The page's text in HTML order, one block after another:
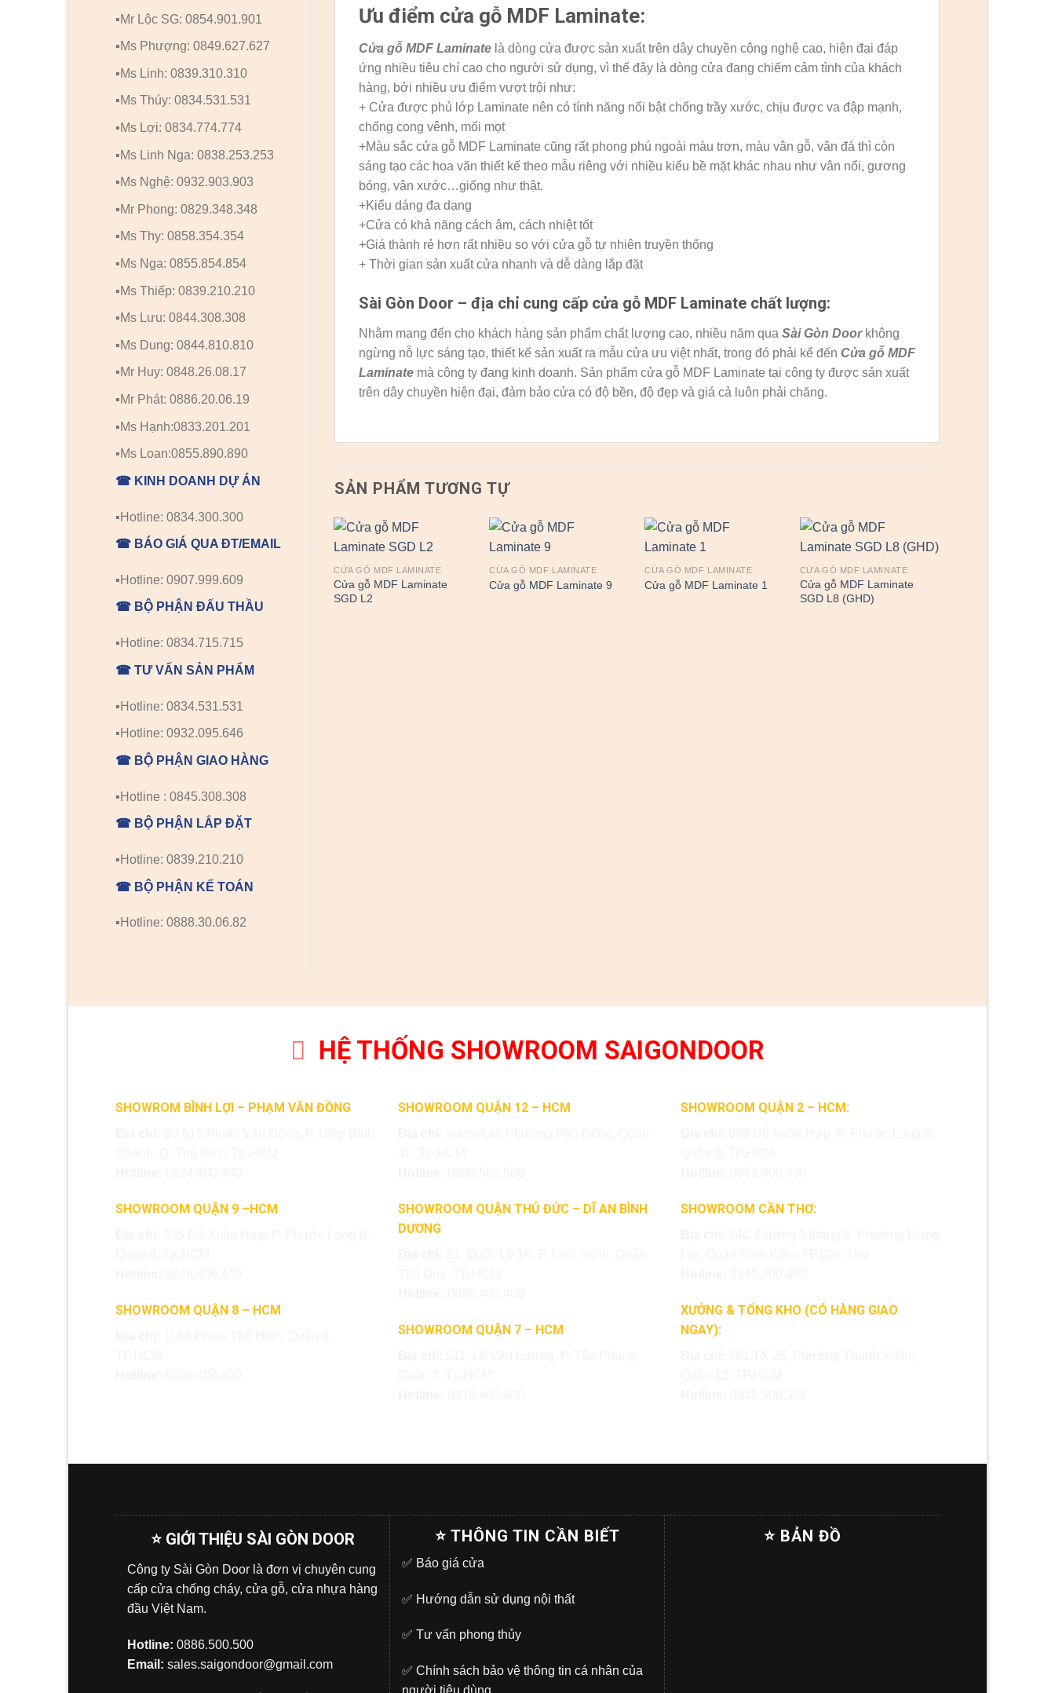
▪️Mr Lộc SG: 0854.901.901
▪️Ms Phượng: 0849.627.627
▪️Ms Linh: 0839.310.310
▪️Ms Thúy: 0834.531.531
▪️Ms Lợi: 0834.774.774
▪️Ms Linh Nga: 0838.253.253
▪️Ms Nghệ: 0932.903.903
▪️Mr Phong: 0829.348.348
▪️Ms Thy: 0858.354.354
▪️Ms Nga: 0855.854.854
▪️Ms Thiếp: 0839.210.210
▪️Ms Lưu: 0844.308.308
▪️Ms Dung: 0844.810.810
▪️Mr Huy: 0848.26.08.17
▪️Mr Phát: 0886.20.06.19
▪️Ms Hạnh:0833.201.201
▪️Ms Loan:0855.890.890
☎ KINH DOANH DỰ ÁN
▪️Hotline: 0834.300.300
☎ BÁO GIÁ QUA ĐT/EMAIL
▪️Hotline: 0907.999.609
☎ BỘ PHẬN ĐẤU THẦU
▪️Hotline: 0834.715.715
☎ TƯ VẤN SẢN PHẨM
▪️Hotline: 0834.531.531
▪️Hotline: 0932.095.646
☎ BỘ PHẬN GIAO HÀNG
▪️Hotline : 0845.308.308
☎ BỘ PHẬN LẮP ĐẶT
▪️Hotline: 0839.210.210
☎ BỘ PHẬN KẾ TOÁN
▪️Hotline: 0888.30.06.82
Ưu điểm cửa gỗ MDF Laminate:
Cửa gỗ MDF Laminatelà dòng cửa được sản xuất trên dây chuyền công nghệ cao, hiện đại đáp
ứng nhiều tiêu chí cao cho người sử dụng, vì thế đây là dòng cửa đang chiếm cảm tình của khách
hàng, bởi nhiều ưu điểm vượt trội như:
+ Cửa được phủ lớp Laminate nên có tính năng nổi bật chống trầy xước, chịu được va đập mạnh,
chống cong vênh, mối mọt
+Màu sắc cửa gỗ MDF Laminate cũng rất phong phú ngoài màu trơn, màu vân gỗ, vân đá thì còn
sáng tạo các hoa văn thiết kế theo mẫu riêng với nhiều kiểu bề mặt khác nhau như vân nổi, gương
bóng, vân xước…giống như thật.
+Kiểu dáng đa dạng
+Cửa có khả năng cách âm, cách nhiệt tốt
+Giá thành rẻ hơn rất nhiều so với cửa gỗ tự nhiên truyền thống
+ Thời gian sản xuất cửa nhanh và dễ dàng lắp đặt
Sài Gòn Door – địa chỉ cung cấp cửa gỗ MDF Laminate chất lượng:
Nhằm mang đến cho khách hàng sản phẩm chất lượng cao, nhiều năm qua Sài Gòn Doorkhông
ngừng nỗ lực sáng tạo, thiết kế sản xuất ra mẫu cửa ưu việt nhất, trong đó phải kể đến Cửa gỗ MDF
Laminatemà công ty đang kinh doanh. Sản phẩm cửa gỗ MDF Laminate tại công ty được sản xuất
trên dây chuyền hiện đại, đảm bảo cửa có độ bền, độ đẹp và giá cả luôn phải chăng.
SẢN PHẨM TƯƠNG TỰ
CỬA GỖ MDF LAMINATE
Cửa gỗ MDF Laminate
SGD L2
CỬA GỖ MDF LAMINATE
Cửa gỗ MDF Laminate 9
CỬA GỖ MDF LAMINATE
Cửa gỗ MDF Laminate 1
CỬA GỖ MDF LAMINATE
Cửa gỗ MDF Laminate
SGD L8 (GHD)
Cửa gỗ MDF Laminate
Cửa gỗ MDF Laminate
SGD L4
HỆ THỐNG SHOWROOM SAIGONDOOR
SHOWROM BÌNH LỢI – PHẠM VĂN ĐỒNG
SHOWROOM QUẬN 9 –HCM
SHOWROOM QUẬN 8 – HCM
SHOWROOM QUẬN 12 – HCM
SHOWROOM QUẬN THỦ ĐỨC – DĨ AN BÌNH
DƯƠNG
SHOWROOM QUẬN 7 – HCM
SHOWROOM QUẬN 2 – HCM:
SHOWROOM CẦN THƠ:
XƯỞNG & TỔNG KHO (CÓ HÀNG GIAO
NGAY):
⭐ GIỚI THIỆU SÀI GÒN DOOR
Công ty Sài Gòn Door là đơn vị chuyên cung
cấp cửa chống cháy, cửa gỗ, cửa nhựa hàng
đầu Việt Nam.
Hotline: 0886.500.500
Email: sales.saigondoor@gmail.com
⭐ THÔNG TIN CẦN BIẾT
✅ Báo giá cửa
✅ Hướng dẫn sử dụng nội thất
✅ Tư vấn phong thủy
✅ Chính sách bảo vệ thông tin cá nhân của
⭐ BẢN ĐỒ